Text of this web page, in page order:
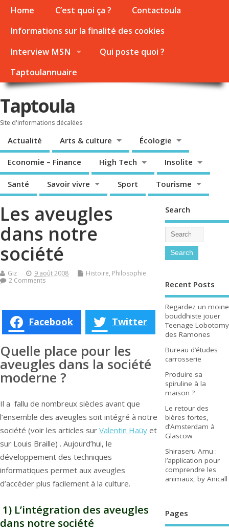
Home C’est quoi ça ?
Contactoula
Informations sur la finalité des cookies
Interview MSN
Qui poste quoi ?
Taptoulannuaire
Taptoula
Site d'informations décalées
Actualité Arts & culture Écologie
Economie – Finance High Tech Insolite
Santé Savoir vivre Sport Tourisme
Les aveugles
dans notre
société
Giz 9 août 2008 Histoire, Philosophie
2 Comments
Facebook Twitter
Quelle place pour les
aveugles dans la société
moderne ?
Il a fallu de nombreux siècles avant que
l’ensemble des aveugles soit intégré à notre
société (voir les articles sur Valentin Haüy et
sur Louis Braille) . Aujourd’hui, le
développement des techniques
informatiques permet aux aveugles
d’accéder plus facilement à la culture.
1) L’intégration des aveugles
dans notre société
Search
Recent Posts
Regardez un moine
bouddhiste jouer
Teenage Lobotomy
des Ramones
Bureau d’études
carrosserie
Produire sa
spiruline à la
maison ?
Le retour des
bières fortes,
d’Amsterdam à
Glascow
Shiraseru Amu :
l’application pour
comprendre les
animaux, by Anicall
Pages